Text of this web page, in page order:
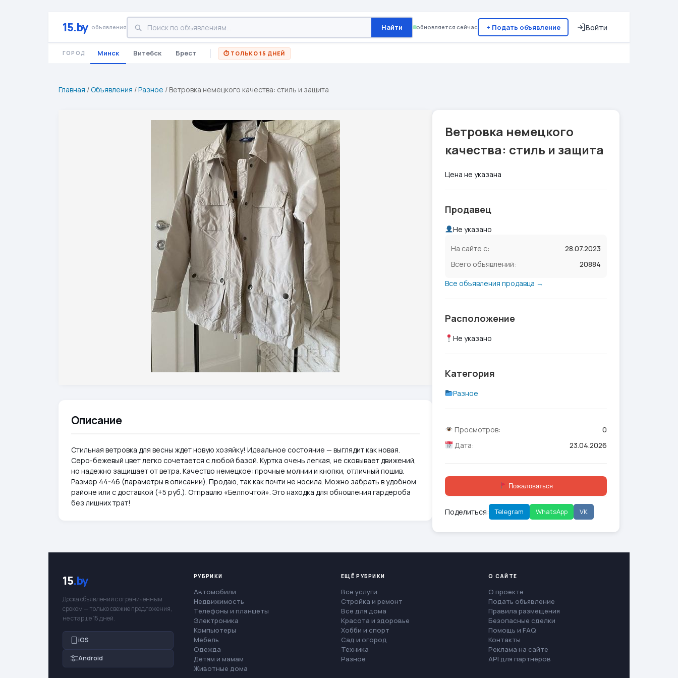
15.by объявления Найти обновляется сейчас + Подать объявление Войти
ГОРОД Минск Витебск Брест ⏱ ТОЛЬКО 15 ДНЕЙ
Главная /Объявления /Разное / Ветровка немецкого качества: стиль и защита
Описание
Стильная ветровка для весны ждет новую хозяйку! Идеальное состояние — выглядит как новая.
Серо-бежевый цвет легко сочетается с любой базой. Куртка очень легкая, не сковывает движений,
но надежно защищает от ветра. Качество немецкое: прочные молнии и кнопки, отличный пошив.
Размер 44-46 (параметры в описании). Продаю, так как почти не носила. Можно забрать в удобном
районе или с доставкой (+5 руб.). Отправлю «Белпочтой». Это находка для обновления гардероба
без лишних трат!
Ветровка немецкого
качества: стиль и защита
Цена не указана
Продавец
Не указано
На сайте с:
28.07.2023
Всего объявлений:
20884
Все объявления продавца →
Расположение
Не указано
Категория
Разное
Просмотров:
0
Дата:
23.04.2026
Пожаловаться
Поделиться: Telegram WhatsApp VK
15.by
Доска объявлений с ограниченным
сроком — только свежие предложения,
не старше 15 дней.
iOS
Android
РУБРИКИ
Автомобили
Недвижимость
Телефоны и планшеты
Электроника
Компьютеры
Мебель
Одежда
Детям и мамам
Животные дома
ЕЩЁ РУБРИКИ
Все услуги
Стройка и ремонт
Все для дома
Красота и здоровье
Хобби и спорт
Сад и огород
Техника
Разное
О САЙТЕ
О проекте
Подать объявление
Правила размещения
Безопасные сделки
Помощь и FAQ
Контакты
Реклама на сайте
API для партнёров